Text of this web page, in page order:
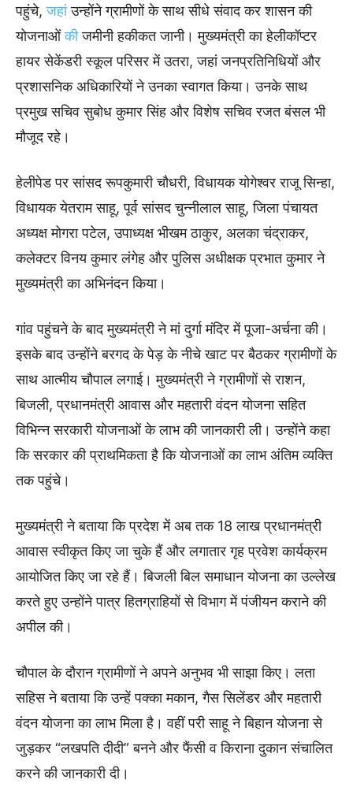
पहुंचे,जहांउन्होंने ग्रामीणों के साथ सीधे संवाद कर शासन की
योजनाओंकीजमीनी हकीकत जानी। मुख्यमंत्री का हेलीकॉप्टर
हायर सेकेंडरी स्कूल परिसर में उतरा, जहां जनप्रतिनिधियों और
प्रशासनिक अधिकारियों ने उनका स्वागत किया। उनके साथ
प्रमुख सचिव सुबोध कुमार सिंह और विशेष सचिव रजत बंसल भी
मौजूद रहे।
हेलीपेड पर सांसद रूपकुमारी चौधरी, विधायक योगेश्वर राजू सिन्हा,
विधायक येतराम साहू, पूर्व सांसद चुन्नीलाल साहू, जिला पंचायत
अध्यक्ष मोगरा पटेल, उपाध्यक्ष भीखम ठाकुर, अलका चंद्राकर,
कलेक्टर विनय कुमार लंगेह और पुलिस अधीक्षक प्रभात कुमार ने
मुख्यमंत्री का अभिनंदन किया।
गांव पहुंचने के बाद मुख्यमंत्री ने मां दुर्गा मंदिर में पूजा-अर्चना की।
इसके बाद उन्होंने बरगद के पेड़ के नीचे खाट पर बैठकर ग्रामीणों के
साथ आत्मीय चौपाल लगाई। मुख्यमंत्री ने ग्रामीणों से राशन,
बिजली, प्रधानमंत्री आवास और महतारी वंदन योजना सहित
विभिन्न सरकारी योजनाओं के लाभ की जानकारी ली। उन्होंने कहा
कि सरकार की प्राथमिकता है कि योजनाओं का लाभ अंतिम व्यक्ति
तक पहुंचे।
मुख्यमंत्री ने बताया कि प्रदेश में अब तक 18 लाख प्रधानमंत्री
आवास स्वीकृत किए जा चुके हैं और लगातार गृह प्रवेश कार्यक्रम
आयोजित किए जा रहे हैं। बिजली बिल समाधान योजना का उल्लेख
करते हुए उन्होंने पात्र हितग्राहियों से विभाग में पंजीयन कराने की
अपील की।
चौपाल के दौरान ग्रामीणों ने अपने अनुभव भी साझा किए। लता
सहिस ने बताया कि उन्हें पक्का मकान, गैस सिलेंडर और महतारी
वंदन योजना का लाभ मिला है। वहीं परी साहू ने बिहान योजना से
जुड़कर “लखपति दीदी” बनने और फैंसी व किराना दुकान संचालित
करने की जानकारी दी।